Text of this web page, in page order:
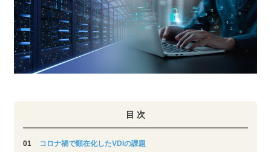
目 次
コロナ禍で顕在化したVDIの課題